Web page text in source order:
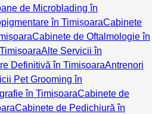
de Microblading în
în TimișoaraCabinete
Cabinete de Oftalmologie în
Alte Servicii în
Definitivă în TimișoaraAntrenori
Pet Grooming în
în TimișoaraCabinete de
Cabinete de Pedichiură în